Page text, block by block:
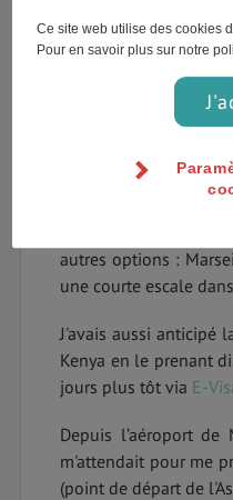
divers achats,
UN BON PLAN
ÉCONOMISER
Bien qu’il existe un
autres options :
une courte escale
J'avais aussi anticipé
Kenya en le prenant
jours plus tôt via E-
Depuis l’aéroport de
m'attendait pour me
(point de départ de
Ce site web utilise des cookies
Pour en savoir plus sur notre